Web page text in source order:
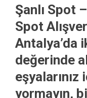
Şanlı Spot
Spot
Antalya’da
değerinde
yormayın,